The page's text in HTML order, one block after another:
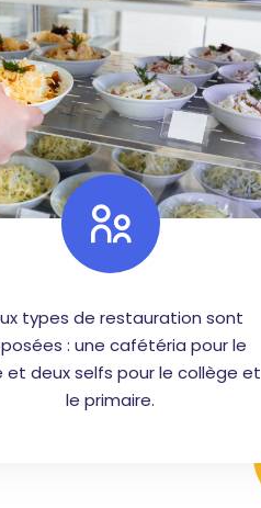
types de restauration sont
: une cafétéria pour le
et deux selfs pour le collège et
le primaire.